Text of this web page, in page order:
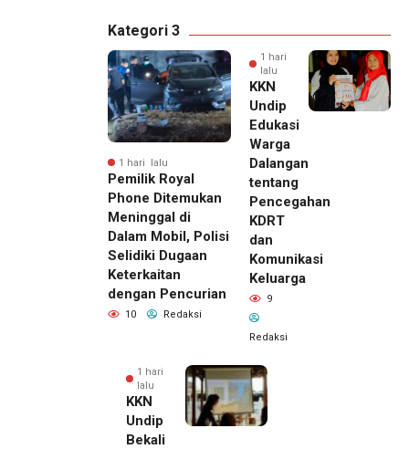
Kategori 3
1 hari lalu
Pemilik Royal
Phone Ditemukan
Meninggal di
Dalam Mobil, Polisi
Selidiki Dugaan
Keterkaitan
dengan Pencurian
10 Redaksi
1 hari
lalu
KKN
Undip
Edukasi
Warga
Dalangan
tentang
Pencegahan
KDRT
dan
Komunikasi
Keluarga
9
Redaksi
1 hari
lalu
KKN
Undip
Bekali